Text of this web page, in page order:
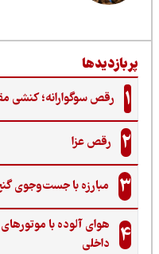
رقص سوگوارانه؛ کنشی
رقص عزا
مبارزه با جست‌وجوی گنج‌
هوای آلوده با موتورهای
داخلی